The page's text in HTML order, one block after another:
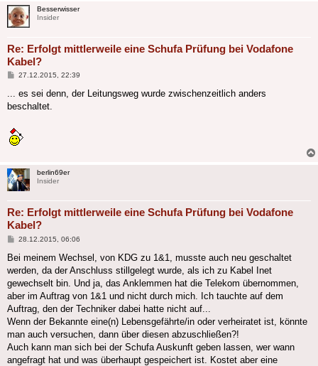
Besserwisser
Insider
Re: Erfolgt mittlerweile eine Schufa Prüfung bei Vodafone
Kabel?
Beitrag
27.12.2015, 22:39
... es sei denn, der Leitungsweg wurde zwischenzeitlich anders
beschaltet.
berlin69er
Insider
Re: Erfolgt mittlerweile eine Schufa Prüfung bei Vodafone
Kabel?
Beitrag
28.12.2015, 06:06
Bei meinem Wechsel, von KDG zu 1&1, musste auch neu geschaltet
werden, da der Anschluss stillgelegt wurde, als ich zu Kabel Inet
gewechselt bin. Und ja, das Anklemmen hat die Telekom übernommen,
aber im Auftrag von 1&1 und nicht durch mich. Ich tauchte auf dem
Auftrag, den der Techniker dabei hatte nicht auf...
Wenn der Bekannte eine(n) Lebensgefährte/in oder verheiratet ist, könnte
man auch versuchen, dann über diesen abzuschließen?!
Auch kann man sich bei der Schufa Auskunft geben lassen, wer wann
angefragt hat und was überhaupt gespeichert ist. Kostet aber eine